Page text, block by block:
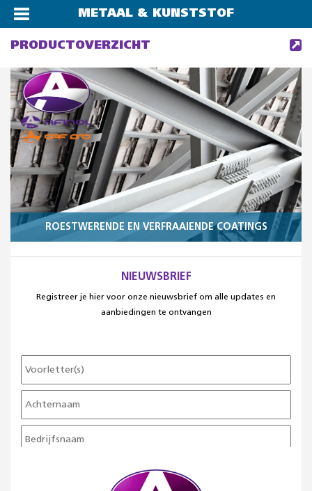
METAAL & KUNSTSTOF
PRODUCTOVERZICHT
ROESTWERENDE EN VERFRAAIENDE COATINGS
NIEUWSBRIEF
Registreer je hier voor onze nieuwsbrief om alle updates en
aanbiedingen te ontvangen